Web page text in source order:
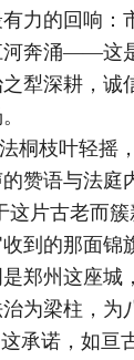
力的回响：
河奔涌——这
犁深耕，诚
桐枝叶轻摇
赞语与法庭
这片古老而
到的那面锦
郑州这座城
为梁柱，为
承诺，如亘